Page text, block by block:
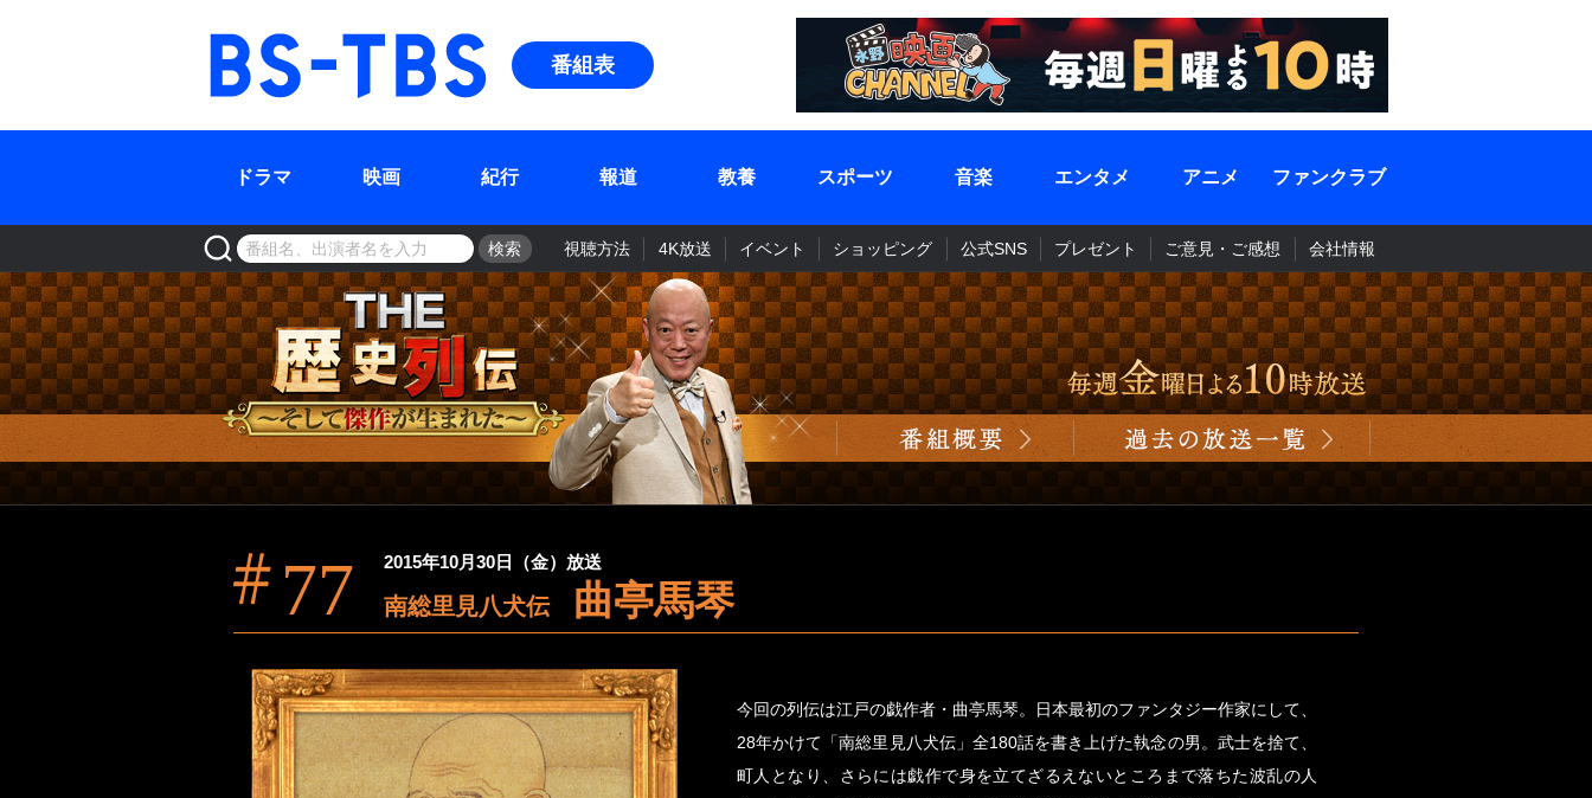
BS-TBS
番組表
ドラマ 映画 紀行 報道 教養 スポーツ 音楽 エンタメ アニメ ファンクラブ
検索 視聴方法 4K放送 イベント ショッピング 公式SNS プレゼント ご意見・ご感想 会社情報
77 2015年10月30日（金）放送
南総里見八犬伝 曲亭馬琴
今回の列伝は江戸の戯作者・曲亭馬琴。日本最初のファンタジー作家にして、
28年かけて「南総里見八犬伝」全180話を書き上げた執念の男。武士を捨て、
町人となり、さらには戯作で身を立てざるえないところまで落ちた波乱の人